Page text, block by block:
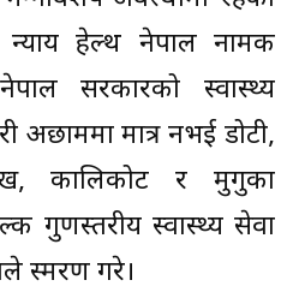
न्याय हेल्थ नेपाल नामक
सरकारको स्वास्थ्य
अछाममा मात्र नभई डोटी,
कालिकोट र मुगुका
गुणस्तरीय स्वास्थ्य सेवा
स्मरण गरे।